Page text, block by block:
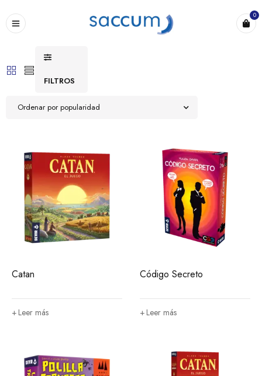
0
FILTROS
Ordenar por popularidad
Catan
Leer más
Código Secreto
Leer más